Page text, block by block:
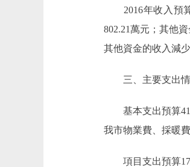
2016年收入預算
802.21萬元；其他
其他資金的收入減少
三、主要支出情
基本支出預算
我市物業費、採暖
項目支出預算